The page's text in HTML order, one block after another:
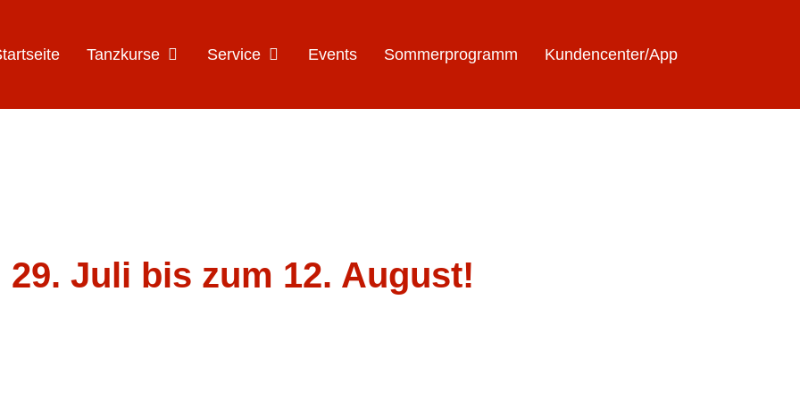
Tanzkurse Öffne Tanzkurse
Service Öffne Service
Events Sommerprogramm Kundencenter/App
29. Juli bis zum 12. August!